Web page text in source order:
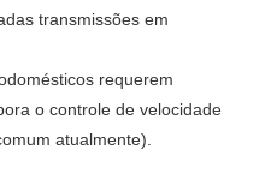
transmissões em
requerem
o controle de velocidade
atualmente).